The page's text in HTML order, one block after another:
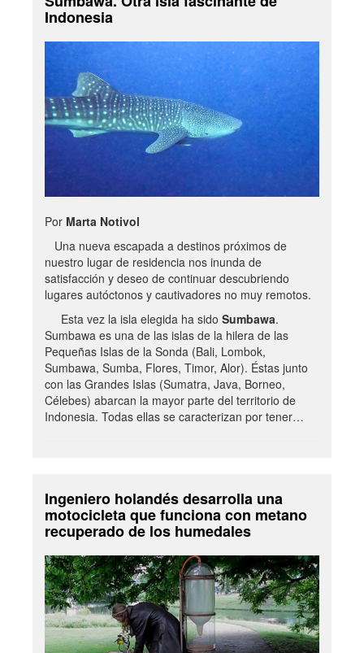
Indonesia
Por Marta Notivol
Una nueva escapada a destinos próximos de
nuestro lugar de residencia nos inunda de
satisfacción y deseo de continuar descubriendo
lugares autóctonos y cautivadores no muy remotos.
Esta vez la isla elegida ha sido Sumbawa.
Sumbawa es una de las islas de la hilera de las
Pequeñas Islas de la Sonda (Bali, Lombok,
Sumbawa, Sumba, Flores, Timor, Alor). Éstas junto
con las Grandes Islas (Sumatra, Java, Borneo,
Célebes) abarcan la mayor parte del territorio de
Indonesia. Todas ellas se caracterizan por tener…
Ingeniero holandés desarrolla una
motocicleta que funciona con metano
recuperado de los humedales